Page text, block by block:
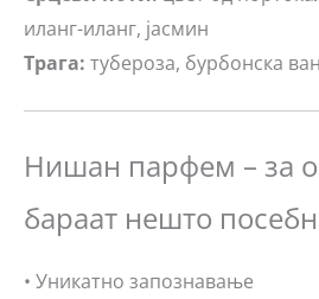
иланг-иланг, јасмин
Трага: тубероза, бурбонска
Нишан парфем – за
бараат нешто
• Уникатно запознавање